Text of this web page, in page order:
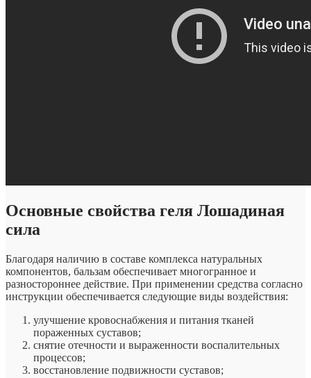
Основные свойства геля Лошадиная
сила
Благодаря наличию в составе комплекса натуральных
компонентов, бальзам обеспечивает многогранное и
разностороннее действие. При применении средства согласно
инструкции обеспечивается следующие виды воздействия:
улучшение кровоснабжения и питания тканей
пораженных суставов;
снятие отечности и выраженности воспалительных
процессов;
восстановление подвижности суставов;